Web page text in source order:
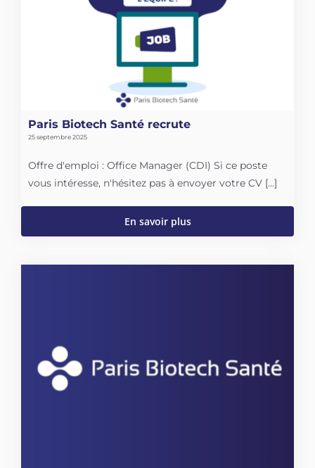
Paris Biotech Santé recrute
25 septembre 2025
Offre d'emploi : Office Manager (CDI) Si ce poste
vous intéresse, n'hésitez pas à envoyer votre CV [...]
En savoir plus